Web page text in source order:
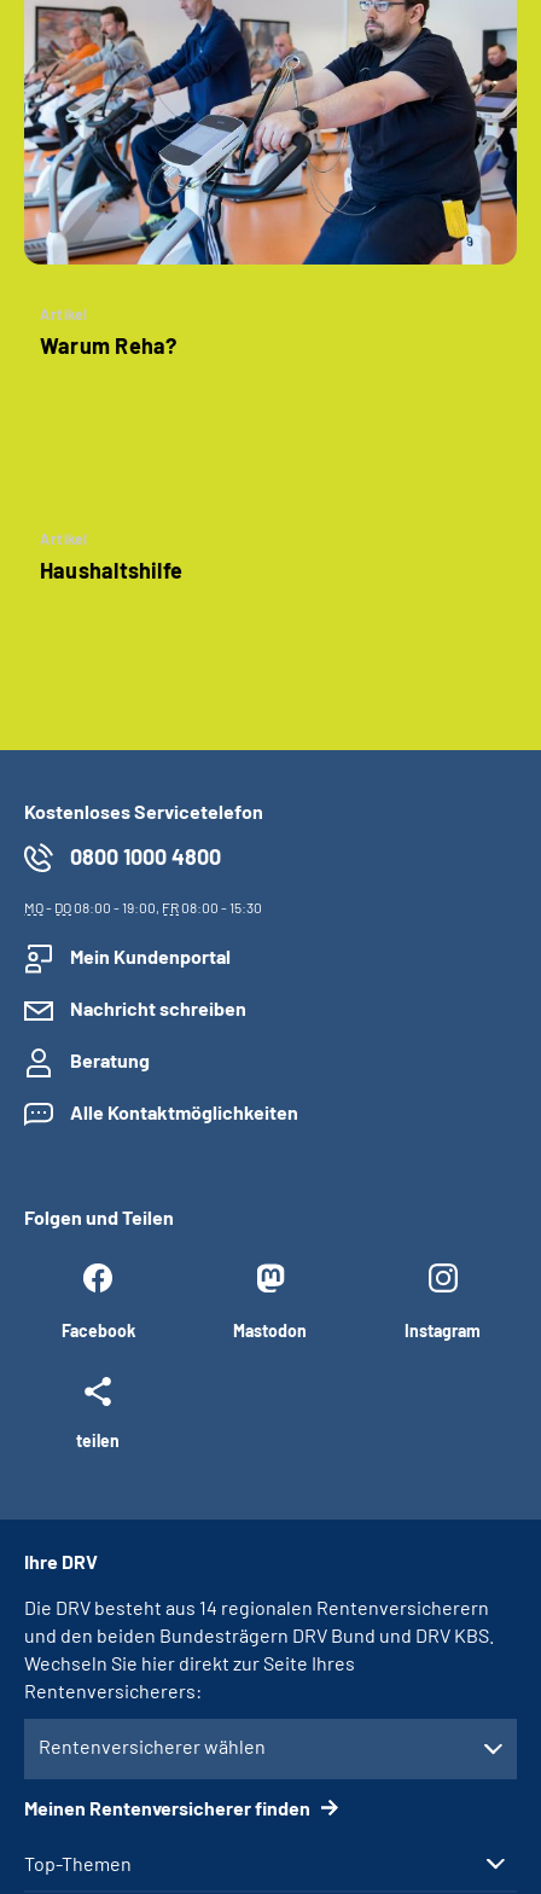
Artikel
Warum Reha?
Artikel
Haushaltshilfe
Kostenloses Servicetelefon
0800 1000 4800
MO- DO08:00 - 19:00, FR08:00 - 15:30
Mein Kundenportal
Nachricht schreiben
Beratung
Alle Kontaktmöglichkeiten
Folgen und Teilen
Facebook Mastodon Instagram
teilen
Top-Themen
Ihre DRV
Die DRV besteht aus 14 regionalen Rentenversicherern
und den beiden Bundesträgern DRV Bund und DRV KBS.
Wechseln Sie hier direkt zur Seite Ihres
Rentenversicherers:
Rentenversicherer wählen
Meinen Rentenversicherer finden